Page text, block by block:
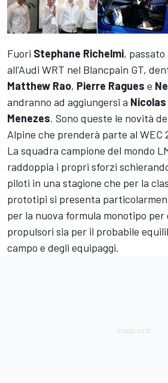
Fuori Stephane Richelmi, passato
all'Audi WRT nel Blancpain GT,
Matthew Rao, Pierre Ragues e
andranno ad aggiungersi a
Menezes. Sono queste le novità
Alpine che prenderà parte al WEC
La squadra campione del mondo
raddoppia i propri sforzi
piloti in una stagione che per la
prototipi si presenta
per la nuova formula monotipo
propulsori sia per il probabile
campo e degli equipaggi.